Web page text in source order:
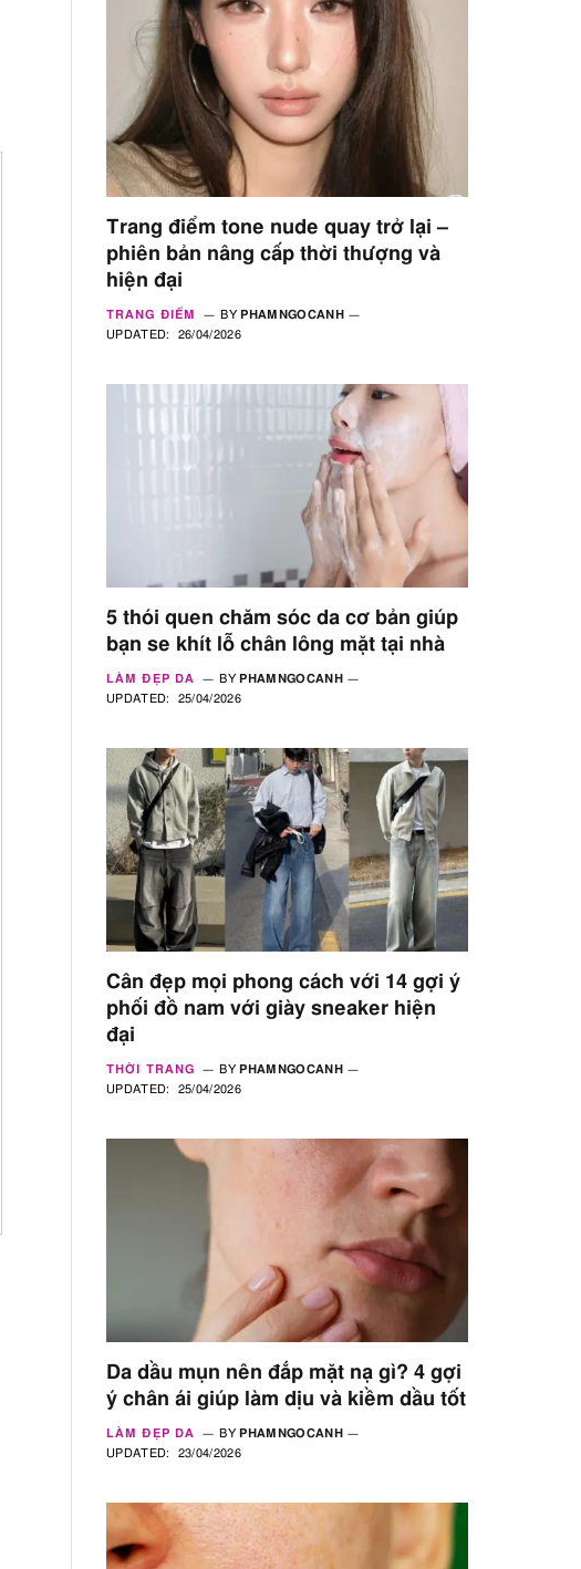
Trang điểm tone nude quay trở lại –
phiên bản nâng cấp thời thượng và
hiện đại
TRANG ĐIỂM BY PHAMNGOCANH
UPDATED:
26/04/2026
5 thói quen chăm sóc da cơ bản giúp
bạn se khít lỗ chân lông mặt tại nhà
LÀM ĐẸP DA BY PHAMNGOCANH
UPDATED:
25/04/2026
Cân đẹp mọi phong cách với 14 gợi ý
phối đồ nam với giày sneaker hiện
đại
THỜI TRANG BY PHAMNGOCANH
UPDATED:
25/04/2026
Da dầu mụn nên đắp mặt nạ gì? 4 gợi
ý chân ái giúp làm dịu và kiềm dầu tốt
LÀM ĐẸP DA BY PHAMNGOCANH
UPDATED:
23/04/2026